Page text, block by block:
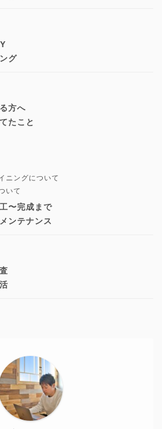
グ
方へ
たこと
ニングについて
いて
〜完成まで
ンテナンス